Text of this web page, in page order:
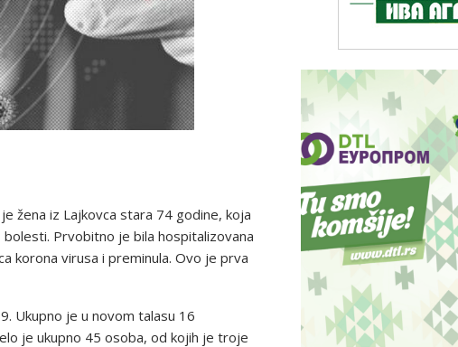
žena iz Lajkovca stara 74 godine, koja
bolesti. Prvobitno je bila hospitalizovana
korona virusa i preminula. Ovo je prva
Ukupno je u novom talasu 16
je ukupno 45 osoba, od kojih je troje